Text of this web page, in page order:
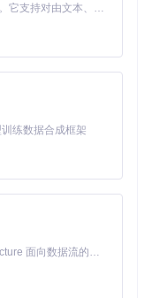
MiniMax H3 是一个通用的全模态生成系统。它支持对由文本、图像、视频和音频组成的多模态上下文进行统一理解，并能生成分辨率高达 2K、时长可达 15 秒的带原生立体声音频的视频。得益于面向任务泛化的系统设计，H3 在预训练阶段就已具备广泛的多模态上下文理解与生成能力，能够出色地执行复杂的多模态指令。
练数据合成框架
DORA (Dataflow-Oriented Robotic Architecture 面向数据流的机器人架构) 是为 AI 与具身智能机器人打造的高性能开发框架，以数据流范式重构开发逻辑，原生支持分布式部署与端边云协同 —— 无需复杂适配，即可实现一体端到端具身大小脑、VLA等模型部署，无缝衔接感知、推理、控制全链路，让 AI 能力与机器人动作深度融合。 依托 Rust 内核与零拷贝通信技术，它将具身大小脑、VLA等模型推理、多模态数据融合延迟压缩至微秒级，同时兼容 ROS2 生态与国产 AI 芯片，彻底降低具身智能机器人的开发门槛，让分布式部署下的 AI 赋能创新更高效、更灵活。